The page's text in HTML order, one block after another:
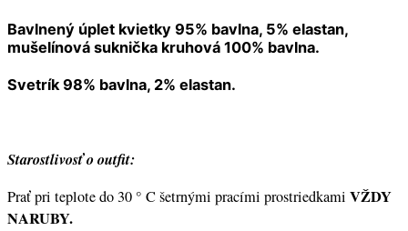
Bavlnený úplet kvietky 95% bavlna, 5% elastan,
mušelínová suknička kruhová 100% bavlna.
Svetrík 98% bavlna, 2% elastan.
Starostlivosť o outfit:
Prať pri teplote do 30 ° C šetrnými pracími prostriedkami VŽDY
NARUBY.